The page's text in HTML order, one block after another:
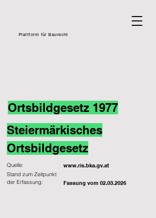
Plattform für Baurecht
Ortsbildgesetz 1977
Steiermärkisches
Ortsbildgesetz
Quelle: www.ris.bka.gv.at
Fassung vom 02.03.2026
Stand zum Zeitpunkt
der Erfassung: